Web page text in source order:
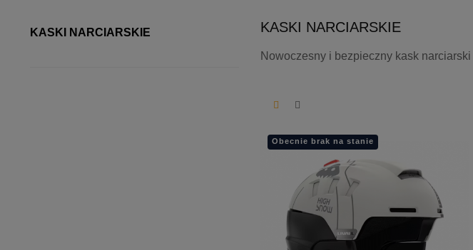
KASKI NARCIARSKIE KASKI NARCIARSKIE
Nowoczesny i bezpieczny kask narciarski
Obecnie brak na stanie